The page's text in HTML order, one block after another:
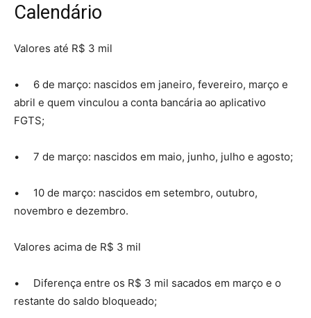
Calendário
Valores até R$ 3 mil
• 6 de março: nascidos em janeiro, fevereiro, março e
abril e quem vinculou a conta bancária ao aplicativo
FGTS;
• 7 de março: nascidos em maio, junho, julho e agosto;
• 10 de março: nascidos em setembro, outubro,
novembro e dezembro.
Valores acima de R$ 3 mil
• Diferença entre os R$ 3 mil sacados em março e o
restante do saldo bloqueado;